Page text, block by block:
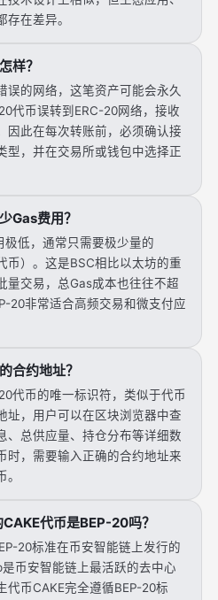
存在差异。
样？
误的网络，这笔资产可能会永久
代币误转到ERC-20网络，接收
因此在每次转账前，必须确认接
型，并在交易所或钱包中选择正
Gas费用？
极低，通常只需要极少量的
币）。这是BSC相比以太坊的重
量交易，总Gas成本也往往不超
20非常适合高频交易和微支付应
合约地址？
代币的唯一标识符，类似于代币
址，用户可以在区块浏览器中查
、总供应量、持仓分布等详细数
时，需要输入正确的合约地址来
代币是BEP-20吗？
20标准在币安智能链上发行的
币安智能链上最活跃的去中心
代币CAKE完全遵循BEP-20标